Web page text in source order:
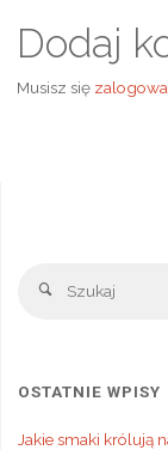
Dodaj
Musisz się
Szukaj
OSTATNIE WPISY
Jakie smaki królują